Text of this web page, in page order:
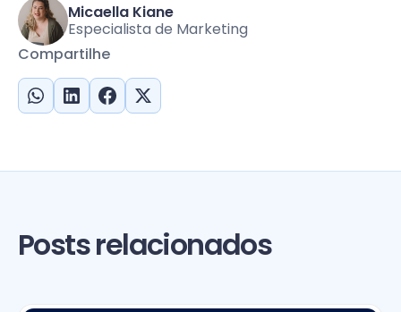
Compartilhe
Micaella Kiane
Especialista de Marketing
Posts relacionados